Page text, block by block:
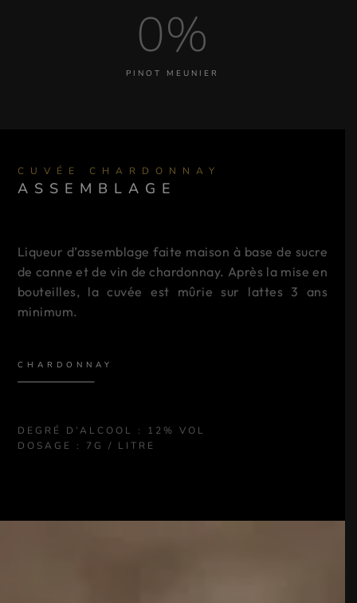
0%
PINOT MEUNIER
CUVÉE CHARDONNAY
ASSEMBLAGE
Liqueur d’assemblage faite maison à base de sucre
de canne et de vin de chardonnay. Après la mise en
bouteilles, la cuvée est mûrie sur lattes 3 ans
minimum.
CHARDONNAY
DEGRÉ D’ALCOOL : 12% VOL
DOSAGE : 7G / LITRE